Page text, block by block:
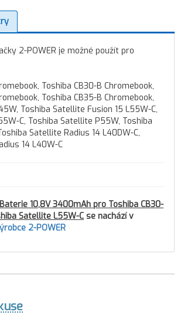
2-POWER je možné použít pro
Toshiba CB30-B Chromebook,
Toshiba CB35-B Chromebook,
Toshiba Satellite Fusion 15 L55W-C,
C, Toshiba Satellite P55W, Toshiba
Satellite Radius 14 L40DW-C,
14 L40W-C
10,8V 3400mAh pro Toshiba CB30-
Satellite L55W-C se nachází v
2-POWER